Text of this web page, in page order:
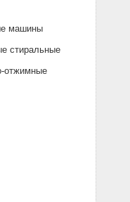
машины
стиральные
отжимные